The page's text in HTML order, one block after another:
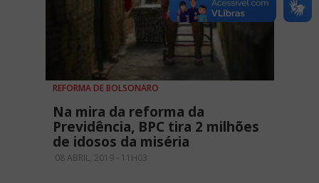
REFORMA DE BOLSONARO
Na mira da reforma da
Previdência, BPC tira 2 milhões
de idosos da miséria
08 ABRIL, 2019 - 11H03